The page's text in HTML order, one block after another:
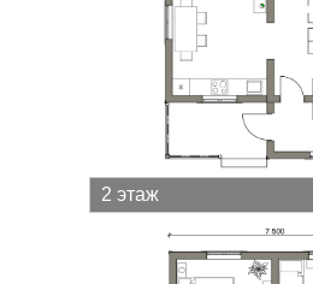
2 этаж